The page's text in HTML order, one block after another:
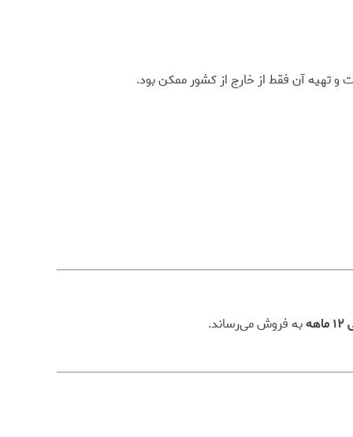
و تهیه آن فقط از خارج از کشور ممکن بود.
به فروش می‌رساند.